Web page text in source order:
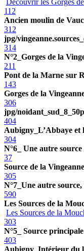
112
Ancien moulin de
312
jpg/
314
N°2_Gorges de la
211
Pont de la Marne sur
143
Gorges de la
306
jpg/
404
Aubigny_L’Abbaye et
304
N°6_ Une autre
37
Source de la
305
N°7_Une autre
590
Les Sources de la
Les Sources de la
303
N°5_ Source
403
Aubigny_Intérieur du